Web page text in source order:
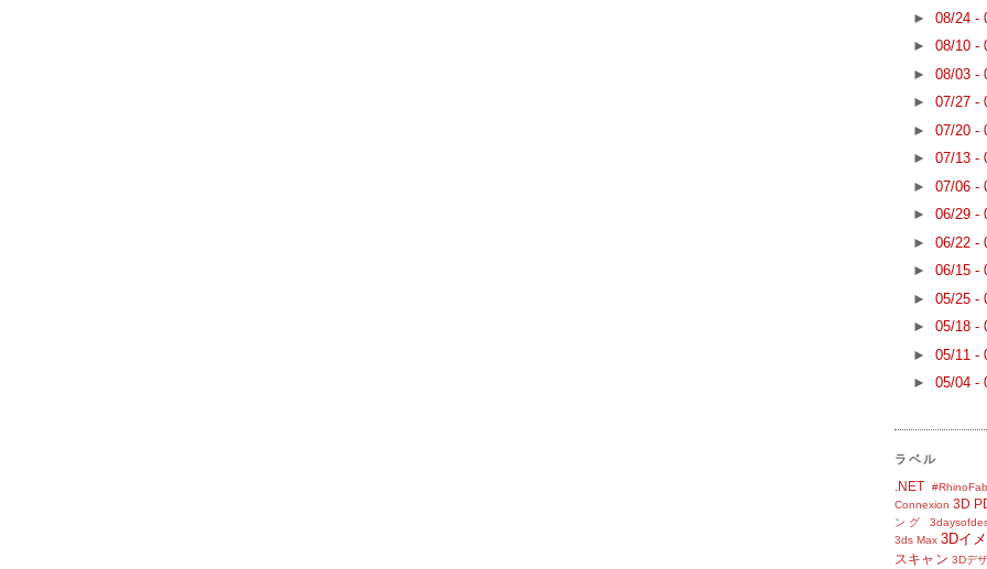
► 08/24 -
► 08/10 -
► 08/03 -
► 07/27 -
► 07/20 -
► 07/13 -
► 07/06 -
► 06/29 -
► 06/22 -
► 06/15 -
► 05/25 -
► 05/18 -
► 05/11 -
► 05/04 -
ラベル
.NET
Connexion 3D
ング
3ds Max 3Dイ
スキャン 3Dデ